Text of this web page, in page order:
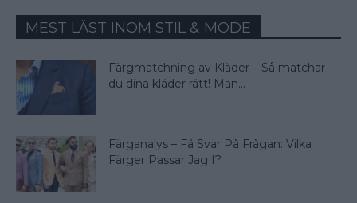
MEST LÄST INOM STIL & MODE
Färgmatchning av Kläder – Så matchar
du dina kläder rätt! Man...
Färganalys – Få Svar På Frågan: Vilka
Färger Passar Jag I?